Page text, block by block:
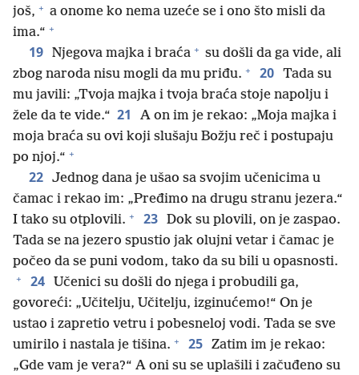
još, + a onome ko nema uzeće se i ono što misli da
ima.“ +
19 Njegova majka i braća + su došli da ga vide, ali
zbog naroda nisu mogli da mu priđu. + 20 Tada su
mu javili: „Tvoja majka i tvoja braća stoje napolju i
žele da te vide.“ 21
A on im je rekao: „Moja majka i
moja braća su ovi koji slušaju Božju reč i postupaju
po njoj.“ +
22 Jednog dana je ušao sa svojim učenicima u
čamac i rekao im: „Pređimo na drugu stranu jezera.“
I tako su otplovili. + 23 Dok su plovili, on je zaspao.
Tada se na jezero spustio jak olujni vetar i čamac je
počeo da se puni vodom, tako da su bili u opasnosti.
+ 24
Učenici su došli do njega i probudili ga,
govoreći: „Učitelju, Učitelju, izginućemo!“ On je
ustao i zapretio vetru i pobesneloj vodi. Tada se sve
umirilo i nastala je tišina. + 25 Zatim im je rekao:
„Gde vam je vera?“ A oni su se uplašili i začuđeno su